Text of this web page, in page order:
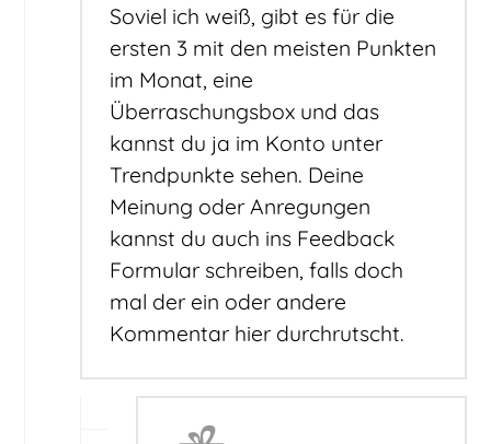
Soviel ich weiß, gibt es für die
ersten 3 mit den meisten Punkten
im Monat, eine
Überraschungsbox und das
kannst du ja im Konto unter
Trendpunkte sehen. Deine
Meinung oder Anregungen
kannst du auch ins Feedback
Formular schreiben, falls doch
mal der ein oder andere
Kommentar hier durchrutscht.